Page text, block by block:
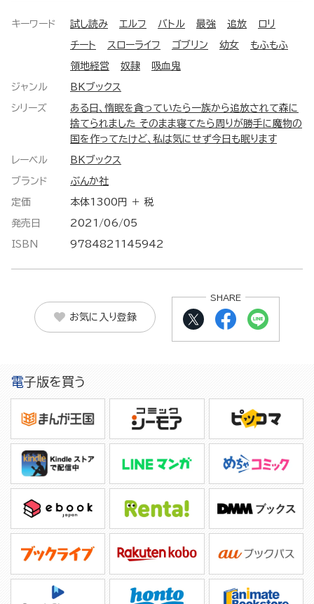
キーワード 試し読み エルフ バトル 最強 追放 ロリ
チート スローライフ ゴブリン 幼女 もふもふ
領地経営 奴隷 吸血鬼
ジャンル BKブックス
シリーズ
ある日、惰眠を貪っていたら一族から追放されて森に
捨てられました そのまま寝てたら周りが勝手に魔物の
国を作ってたけど、私は気にせず今日も眠ります
レーベル BKブックス
ブランド ぶんか社
定価 本体1300円 ＋ 税
発売日 2021/06/05
ISBN 9784821145942
お気に入り登録
SHARE
電子版を買う